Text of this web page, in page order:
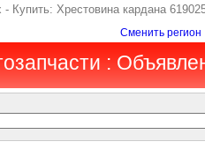
Купить: Хрестовина кардана
Сменить регион
: